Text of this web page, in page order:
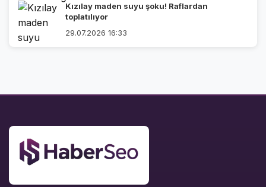
Kızılay maden suyu şoku! Raflardan
toplatılıyor
29.07.2026 16:33